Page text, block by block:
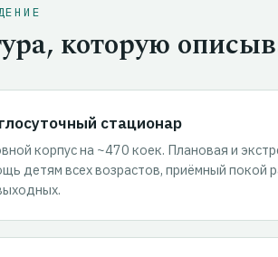
которую
стационар
корпус на ~470 коек. Плановая и
детям всех возрастов, приёмный покой